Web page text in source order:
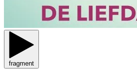
fragment